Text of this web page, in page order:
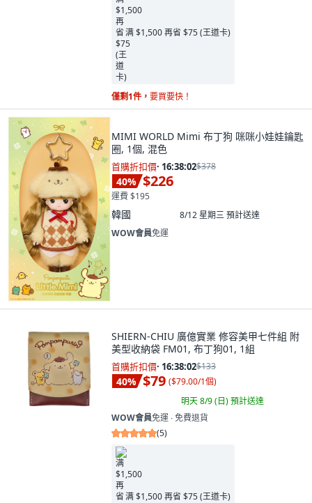
满 $1,500 再省 $75 (王道卡)
僅剩1件， 要買要快！
MIMI WORLD Mimi 布丁狗 咪咪小娃娃鑰匙
圈, 1個, 混色
首購折扣價· 16:38:00$378
40% $226
運費 $195
韓國 8/12 星期三預計送達
WOW會員免運
SHIERN-CHIU 廣億實業 修容美甲七件組 附
美型收納袋 FM01, 布丁狗01, 1組
首購折扣價· 16:38:00$133
40% $79 ($79.00/1個)
明天 8/9 (日)預計送達
WOW會員免運 ∙ 免費退貨
(5)
满 $1,500 再省 $75 (王道卡)